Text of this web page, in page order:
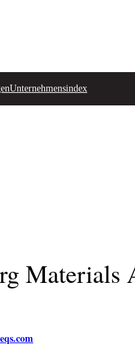
Unternehmensindex
eqs.com